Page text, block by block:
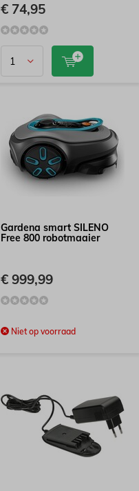
€ 74,95
Gardena smart SILENO
Free 800 robotmaaier
€ 999,99
Niet op voorraad